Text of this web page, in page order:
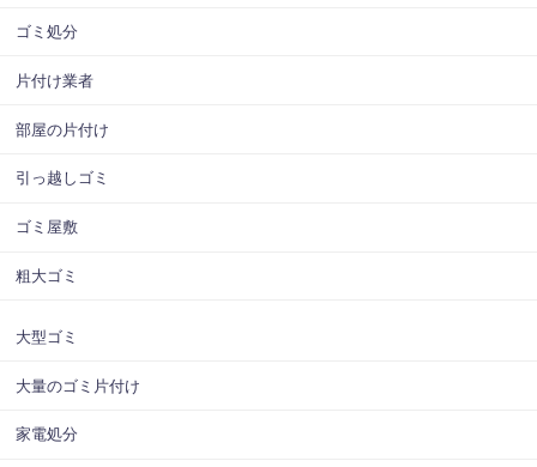
ゴミ処分
片付け業者
部屋の片付け
引っ越しゴミ
ゴミ屋敷
粗大ゴミ
大型ゴミ
大量のゴミ片付け
家電処分